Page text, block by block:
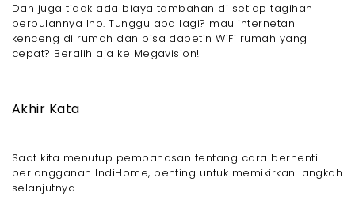
Dan juga tidak ada biaya tambahan di setiap tagihan
perbulannya lho. Tunggu apa lagi? mau internetan
kenceng di rumah dan bisa dapetin WiFi rumah yang
cepat? Beralih aja ke Megavision!
Akhir Kata
Saat kita menutup pembahasan tentang cara berhenti
berlangganan IndiHome, penting untuk memikirkan langkah
selanjutnya.